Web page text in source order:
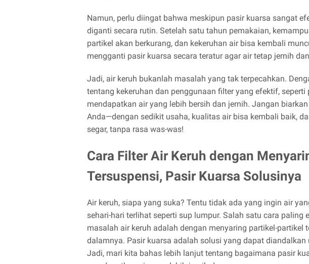
Namun, perlu diingat bahwa meskipun pasir kuarsa sangat
diganti secara rutin. Setelah satu tahun pemakaian,
partikel akan berkurang, dan kekeruhan air bisa kembali
mengganti pasir kuarsa secara teratur agar air tetap jernih
Jadi, air keruh bukanlah masalah yang tak terpecahkan.
tentang kekeruhan dan penggunaan filter yang efektif, seperti
mendapatkan air yang lebih bersih dan jernih. Jangan
Anda—dengan sedikit usaha, kualitas air bisa kembali baik,
segar, tanpa rasa was-was!
Cara Filter Air Keruh dengan
Tersuspensi, Pasir Kuarsa Solusinya
Air keruh, siapa yang suka? Tentu tidak ada yang ingin air
sehari-hari terlihat seperti sup lumpur. Salah satu cara paling
masalah air keruh adalah dengan menyaring partikel-partikel
dalamnya. Pasir kuarsa adalah solusi yang dapat diandalkan
Jadi, mari kita bahas lebih lanjut tentang bagaimana pasir